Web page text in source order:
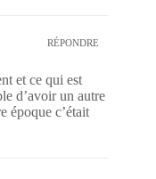
RÉPONDRE
et ce qui est
d’avoir un autre
époque c’était